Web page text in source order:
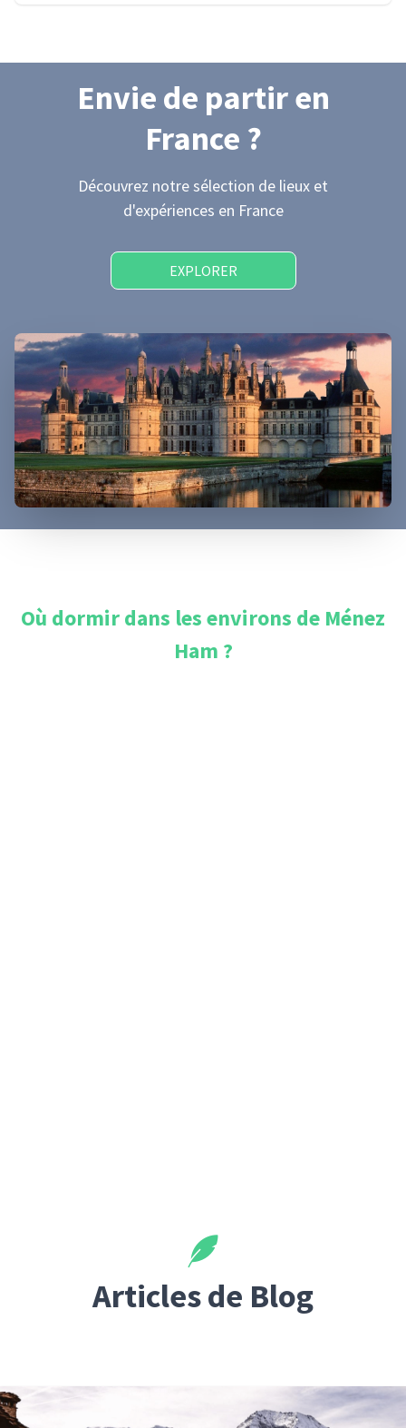
Envie de partiren
France ?
Découvrez notre sélection de lieux et
d'expériences en France
EXPLORER
Où dormir dans les environs de Ménez
Ham ?
Articles de Blog